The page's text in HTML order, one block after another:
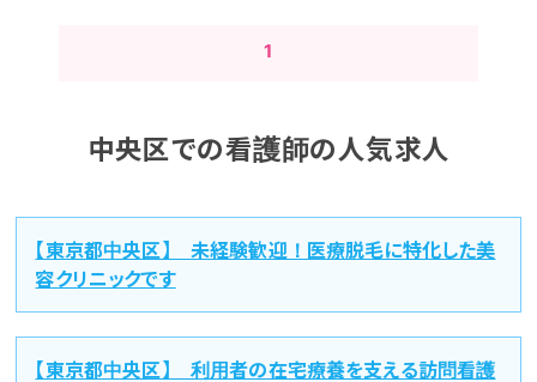
1
中央区での看護師の人気求人
【東京都中央区】 未経験歓迎！医療脱毛に特化した美
容クリニックです
【東京都中央区】 利用者の在宅療養を支える訪問看護